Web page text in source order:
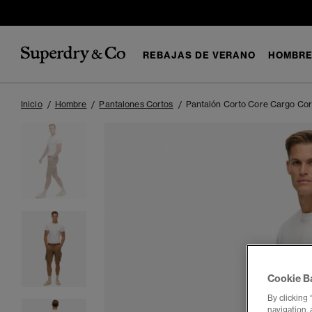
REBAJAS DE VERANO HOMBRE
Inicio Hombre Pantalones Cortos Pantalón Corto Core Cargo
Cookie
By clicking